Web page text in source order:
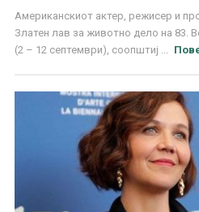
Американскиот актер, режисер и
Златен лав за животно дело на 83.
(2 – 12 септември), соопштиј ...